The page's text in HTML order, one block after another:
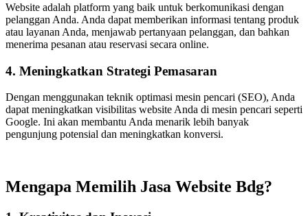
Website adalah platform yang baik untuk berkomunikasi dengan
pelanggan Anda. Anda dapat memberikan informasi tentang produk
atau layanan Anda, menjawab pertanyaan pelanggan, dan bahkan
menerima pesanan atau reservasi secara online.
4. Meningkatkan Strategi Pemasaran
Dengan menggunakan teknik optimasi mesin pencari (SEO), Anda
dapat meningkatkan visibilitas website Anda di mesin pencari seperti
Google. Ini akan membantu Anda menarik lebih banyak
pengunjung potensial dan meningkatkan konversi.
Mengapa Memilih Jasa Website Bdg?